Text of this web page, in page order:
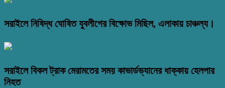
সরাইলে নিষিদ্ধ ঘোষিত যুবলীগের বিক্ষোভ মিছিল, এলাকায় চাঞ্চল্য।
সরাইলে বিকল ট্রাক মেরামতের সময় কাভার্ডভ্যানের ধাক্কায় হেলপার
নিহত